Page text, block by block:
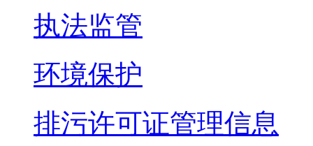
执法监管
环境保护
排污许可证管理信息